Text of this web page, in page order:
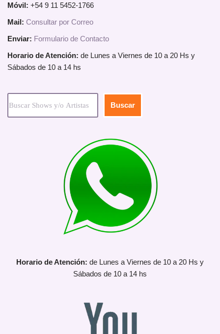
Móvil: +54 9 11 5452-1766
Mail: Consultar por Correo
Enviar: Formulario de Contacto
Horario de Atención: de Lunes a Viernes de 10 a 20 Hs y
Sábados de 10 a 14 hs
Buscar
Horario de Atención: de Lunes a Viernes de 10 a 20 Hs y
Sábados de 10 a 14 hs